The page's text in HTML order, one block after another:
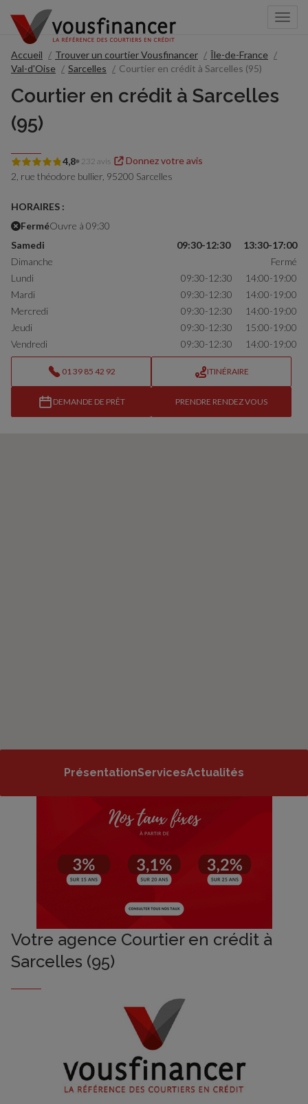
Accueil Trouver un courtier Vousfinancer
Île-de-France
Val-d'Oise
Sarcelles Courtier en crédit à Sarcelles (95)
Courtier en crédit à Sarcelles
(95)
4,8 232 avis
Donnez votre avis
2, rue théodore bullier, 95200 Sarcelles
HORAIRES :
FerméOuvre à 09:30
Samedi
09:30-12:30
13:30-17:00
Dimanche
Fermé
Lundi
09:30-12:30
14:00-19:00
Mardi
09:30-12:30
14:00-19:00
Mercredi
09:30-12:30
14:00-19:00
Jeudi
09:30-12:30
15:00-19:00
Vendredi
09:30-12:30 14:00-19:00
01 39 85 42 92 ITINÉRAIRE
DEMANDE DE PRÊT PRENDRE RENDEZ VOUS
PrésentationServicesActualités
Votre agence Courtier en crédit à
Sarcelles (95)